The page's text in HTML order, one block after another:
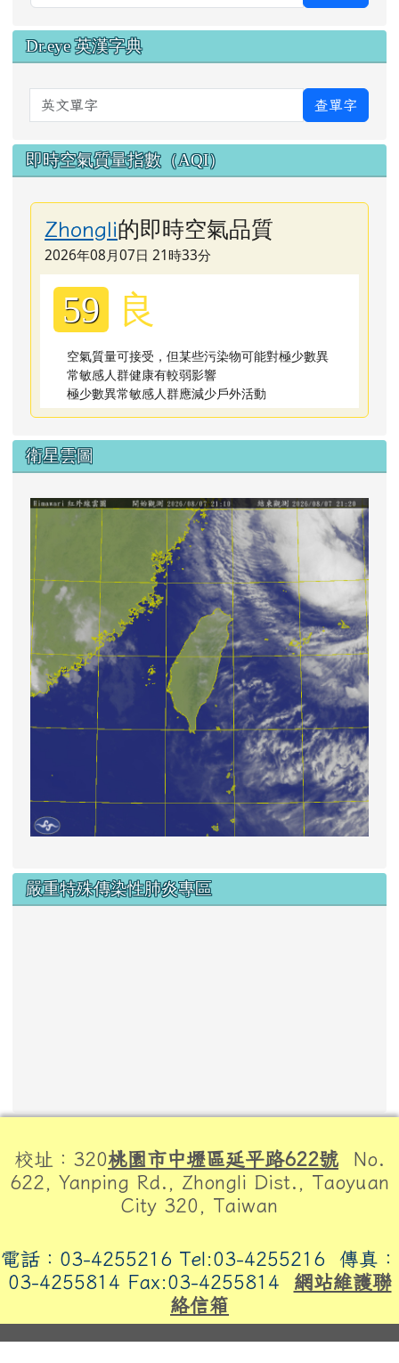
Dr.eye 英漢字典
英文單字 查單字
即時空氣質量指數（AQI）
Zhongli的即時空氣品質
2026年08月07日 21時33分
59 良
空氣質量可接受，但某些污染物可能對極少數異
常敏感人群健康有較弱影響
極少數異常敏感人群應減少戶外活動
衛星雲圖
link
嚴重特殊傳染性肺炎專區
校址：320桃園市中壢區延平路622號 No.
622, Yanping Rd., Zhongli Dist., Taoyuan
City 320, Taiwan
電話：03-4255216 Tel:03-4255216 傳真：
03-4255814 Fax:03-4255814 網站維護聯
絡信箱